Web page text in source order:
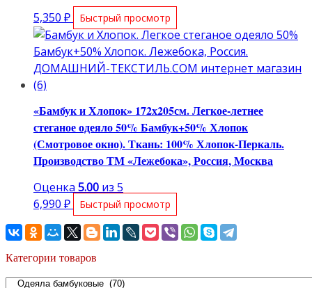
5,350 ₽ Быстрый просмотр
«Бамбук и Хлопок» 172х205см. Легкое-летнее
стеганое одеяло 50% Бамбук+50% Хлопок
(Смотровое окно). Ткань: 100% Хлопок-Перкаль.
Производство ТМ «Лежебока», Россия, Москва
Оценка 5.00 из 5
6,990 ₽ Быстрый просмотр
Категории товаров